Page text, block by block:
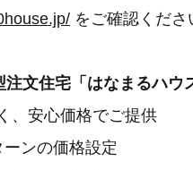
をご確認くださ
注文住宅「はなまるハウ
、安心価格でご提供
ンの価格設定